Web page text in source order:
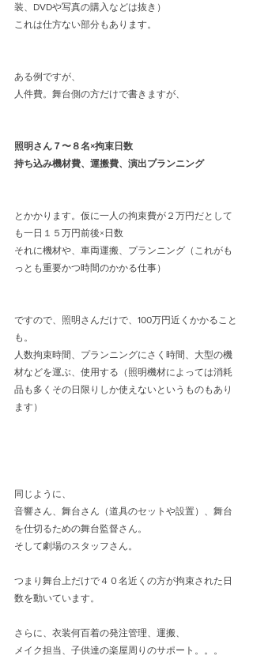
装、DVDや写真の購入などは抜き）
これは仕方ない部分もあります。
ある例ですが、
人件費。舞台側の方だけで書きますが、
照明さん７〜８名×拘束日数
持ち込み機材費、運搬費、演出プランニング
とかかります。仮に一人の拘束費が２万円だとして
も一日１５万円前後×日数
それに機材や、車両運搬、プランニング（これがも
っとも重要かつ時間のかかる仕事）
ですので、照明さんだけで、100万円近くかかること
も。
人数拘束時間、プランニングにさく時間、大型の機
材などを運ぶ、使用する（照明機材によっては消耗
品も多くその日限りしか使えないというものもあり
ます）
同じように、
音響さん、舞台さん（道具のセットや設置）、舞台
を仕切るための舞台監督さん。
そして劇場のスタッフさん。
つまり舞台上だけで４０名近くの方が拘束された日
数を動いています。
さらに、衣装何百着の発注管理、運搬、
メイク担当、子供達の楽屋周りのサポート。。。